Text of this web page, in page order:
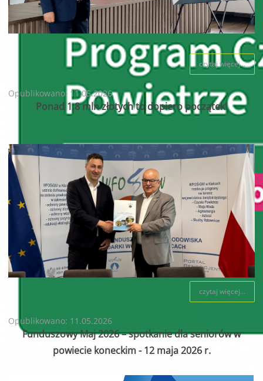
czytaj więcej...
Opublikowano: 11.05.2026
Ponad 1,8 mln złotych to dopiero początek!
czytaj więcej...
Opublikowano: 11.05.2026
Funduszowy Maj 2026 – spotkanie dla seniorów w
powiecie koneckim - 12 maja 2026 r.